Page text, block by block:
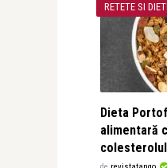
RETETE SI
Dieta
alimentară
colesterolul